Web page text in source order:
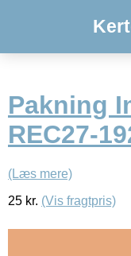
Pakning
REC27-
(Læs mere)
25 kr. (Vis fragtpris)